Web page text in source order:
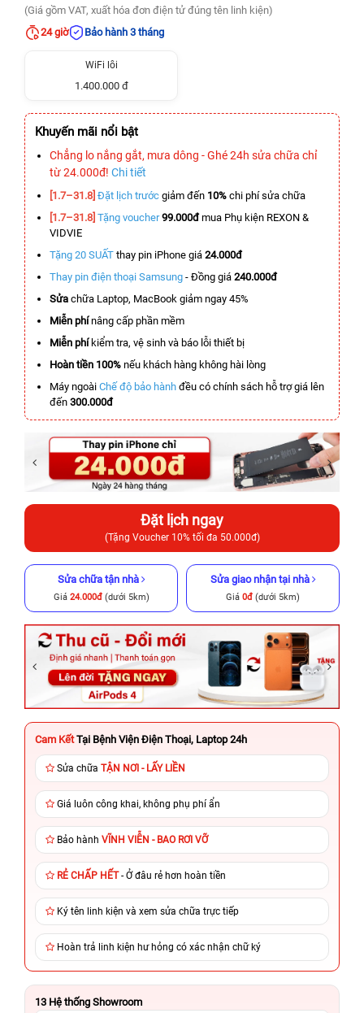
(Giá gồm VAT, xuất hóa đơn điện tử đúng tên linh kiện)
24 giờ
Bảo hành 3 tháng
WiFi lỗi
1.400.000 đ
Khuyến mãi nổi bật
Chẳng lo nắng gắt, mưa dông - Ghé 24h sửa chữa chỉ
từ 24.000đ! Chi tiết
[1.7–31.8] Đặt lịch trước giảm đến 10% chi phí sửa chữa
[1.7–31.8] Tặng voucher 99.000đmua Phụ kiện REXON &
VIDVIE
Tặng 20 SUẤT thay pin iPhone giá 24.000đ
Thay pin điện thoại Samsung - Đồng giá 240.000đ
Sửa chữa Laptop, MacBook giảm ngay 45%
Miễn phínâng cấp phần mềm
Miễn phíkiểm tra, vệ sinh và báo lỗi thiết bị
Hoàn tiền 100% nếu khách hàng không hài lòng
Máy ngoài Chế độ bảo hành đều có chính sách hỗ trợ giá lên
đến 300.000đ
Đặt lịch ngay
(Tặng Voucher 10% tối đa 50.000đ)
Sửa chữa tận nhà
Giá 24.000đ(dưới 5km)
Sửa giao nhận tại nhà
Giá 0đ (dưới 5km)
Cam Kết Tại Bệnh Viện Điện Thoại, Laptop 24h
Sửa chữa TẬN NƠI - LẤY LIỀN
Giá luôn công khai, không phụ phí ẩn
Bảo hành VĨNH VIỄN - BAO RƠI VỠ
RẺ CHẤP HẾT- Ở đâu rẻ hơn hoàn tiền
Ký tên linh kiện và xem sửa chữa trực tiếp
Hoàn trả linh kiện hư hỏng có xác nhận chữ ký
13 Hệ thống Showroom